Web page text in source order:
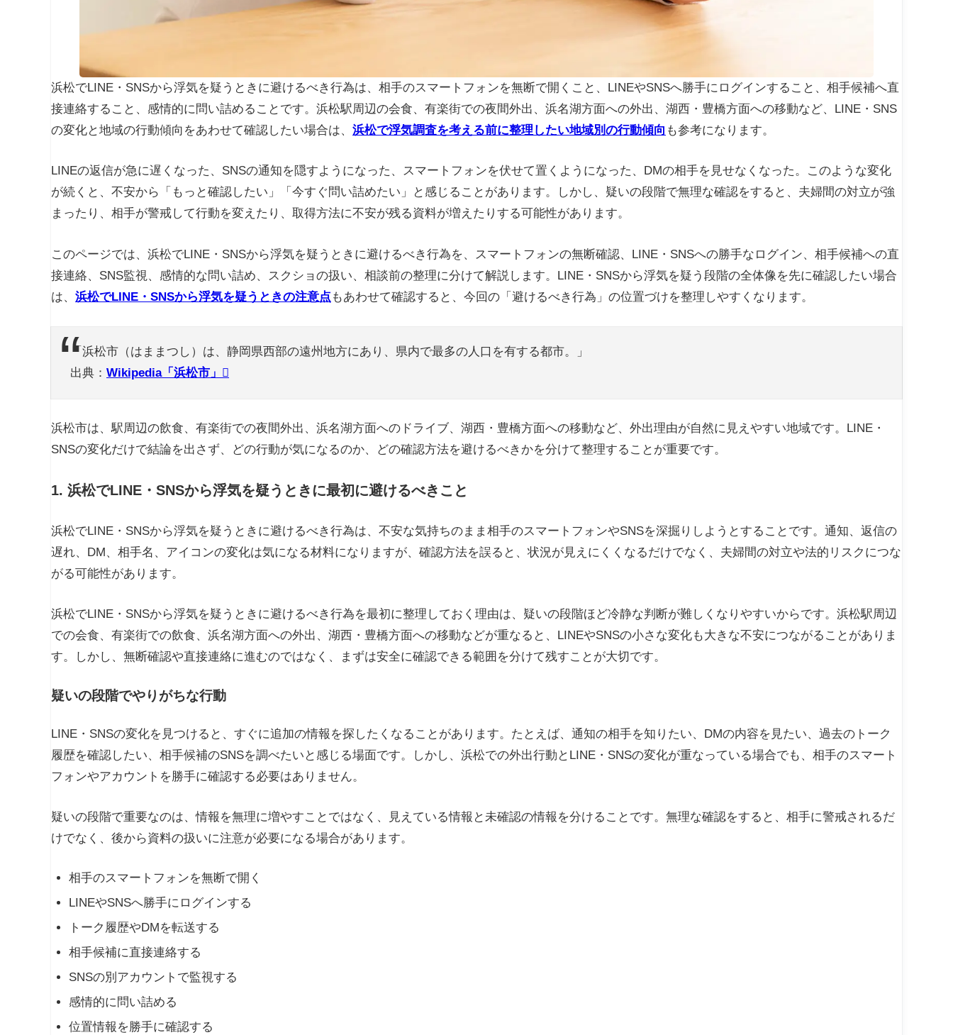
浜松でLINE・SNSから浮気を疑うときに避けるべき行為は、相手のスマートフォンを無断で開くこと、LINEやSNSへ勝手にログインすること、相手候補へ直
接連絡すること、感情的に問い詰めることです。浜松駅周辺の会食、有楽街での夜間外出、浜名湖方面への外出、湖西・豊橋方面への移動など、LINE・SNS
の変化と地域の行動傾向をあわせて確認したい場合は、 浜松で浮気調査を考える前に整理したい地域別の行動傾向 も参考になります。
LINEの返信が急に遅くなった、SNSの通知を隠すようになった、スマートフォンを伏せて置くようになった、DMの相手を見せなくなった。このような変化
が続くと、不安から「もっと確認したい」「今すぐ問い詰めたい」と感じることがあります。しかし、疑いの段階で無理な確認をすると、夫婦間の対立が強
まったり、相手が警戒して行動を変えたり、取得方法に不安が残る資料が増えたりする可能性があります。
このページでは、浜松でLINE・SNSから浮気を疑うときに避けるべき行為を、スマートフォンの無断確認、LINE・SNSへの勝手なログイン、相手候補への直
接連絡、SNS監視、感情的な問い詰め、スクショの扱い、相談前の整理に分けて解説します。LINE・SNSから浮気を疑う段階の全体像を先に確認したい場合
は、 浜松でLINE・SNSから浮気を疑うときの注意点 もあわせて確認すると、今回の「避けるべき行為」の位置づけを整理しやすくなります。
「浜松市（はままつし）は、静岡県西部の遠州地方にあり、県内で最多の人口を有する都市。」
出典： Wikipedia「浜松市」
浜松市は、駅周辺の飲食、有楽街での夜間外出、浜名湖方面へのドライブ、湖西・豊橋方面への移動など、外出理由が自然に見えやすい地域です。LINE・
SNSの変化だけで結論を出さず、どの行動が気になるのか、どの確認方法を避けるべきかを分けて整理することが重要です。
1. 浜松でLINE・SNSから浮気を疑うときに最初に避けるべきこと
浜松でLINE・SNSから浮気を疑うときに避けるべき行為は、不安な気持ちのまま相手のスマートフォンやSNSを深掘りしようとすることです。通知、返信の
遅れ、DM、相手名、アイコンの変化は気になる材料になりますが、確認方法を誤ると、状況が見えにくくなるだけでなく、夫婦間の対立や法的リスクにつな
がる可能性があります。
浜松でLINE・SNSから浮気を疑うときに避けるべき行為を最初に整理しておく理由は、疑いの段階ほど冷静な判断が難しくなりやすいからです。浜松駅周辺
での会食、有楽街での飲食、浜名湖方面への外出、湖西・豊橋方面への移動などが重なると、LINEやSNSの小さな変化も大きな不安につながることがありま
す。しかし、無断確認や直接連絡に進むのではなく、まずは安全に確認できる範囲を分けて残すことが大切です。
疑いの段階でやりがちな行動
LINE・SNSの変化を見つけると、すぐに追加の情報を探したくなることがあります。たとえば、通知の相手を知りたい、DMの内容を見たい、過去のトーク
履歴を確認したい、相手候補のSNSを調べたいと感じる場面です。しかし、浜松での外出行動とLINE・SNSの変化が重なっている場合でも、相手のスマート
フォンやアカウントを勝手に確認する必要はありません。
疑いの段階で重要なのは、情報を無理に増やすことではなく、見えている情報と未確認の情報を分けることです。無理な確認をすると、相手に警戒されるだ
けでなく、後から資料の扱いに注意が必要になる場合があります。
相手のスマートフォンを無断で開く
LINEやSNSへ勝手にログインする
トーク履歴やDMを転送する
相手候補に直接連絡する
SNSの別アカウントで監視する
感情的に問い詰める
位置情報を勝手に確認する